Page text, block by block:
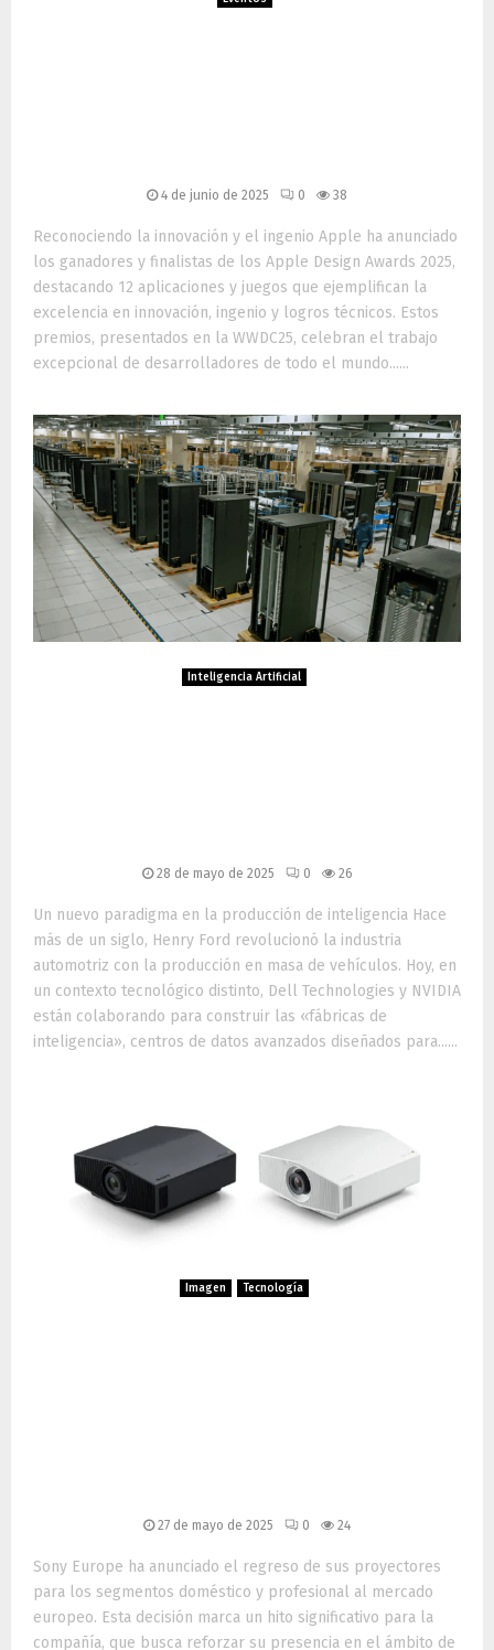
4 de junio de 2025 0 38
Reconociendo la innovación y el ingenio Apple ha anunciado
los ganadores y finalistas de los Apple Design Awards 2025,
destacando 12 aplicaciones y juegos que ejemplifican la
excelencia en innovación, ingenio y logros técnicos. Estos
premios, presentados en la WWDC25, celebran el trabajo
excepcional de desarrolladores de todo el mundo......
Inteligencia Artificial
28 de mayo de 2025 0 26
Un nuevo paradigma en la producción de inteligencia Hace
más de un siglo, Henry Ford revolucionó la industria
automotriz con la producción en masa de vehículos. Hoy, en
un contexto tecnológico distinto, Dell Technologies y NVIDIA
están colaborando para construir las «fábricas de
inteligencia», centros de datos avanzados diseñados para......
Imagen Tecnología
27 de mayo de 2025 0 24
Sony Europe ha anunciado el regreso de sus proyectores
para los segmentos doméstico y profesional al mercado
europeo. Esta decisión marca un hito significativo para la
compañía, que busca reforzar su presencia en el ámbito de